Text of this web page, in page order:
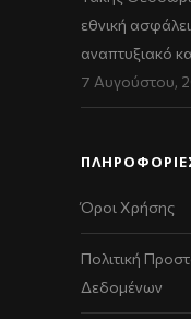
εθνική
αναπτυξιακό
7 Αυγούστου,
Όροι Χρήσης
Πολιτική
Δεδομένων